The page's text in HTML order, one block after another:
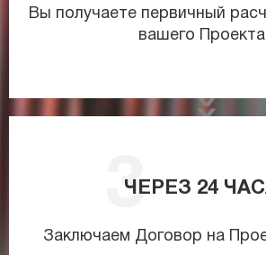
Вы получаете первичный
вашего Проекта
ЧЕРЕЗ 24
Заключаем Договор на